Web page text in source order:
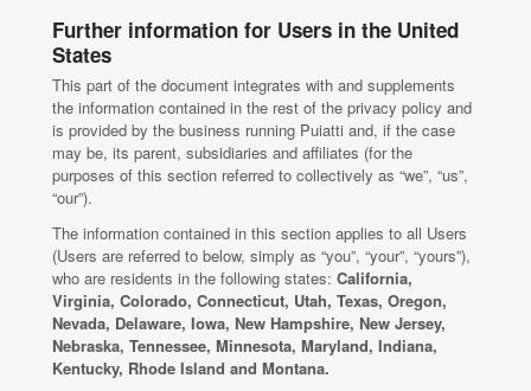
Further information for Users in the United
States
This part of the document integrates with and supplements
the information contained in the rest of the privacy policy and
is provided by the business running Puiatti and, if the case
may be, its parent, subsidiaries and affiliates (for the
purposes of this section referred to collectively as “we”, “us”,
“our”).
The information contained in this section applies to all Users
(Users are referred to below, simply as “you”, “your”, “yours”),
who are residents in the following states: California,
Virginia, Colorado, Connecticut, Utah, Texas, Oregon,
Nevada, Delaware, Iowa, New Hampshire, New Jersey,
Nebraska, Tennessee, Minnesota, Maryland, Indiana,
Kentucky, Rhode Island and Montana.